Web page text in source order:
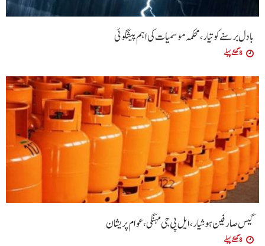
بادل برسنے کو تیار، محکمہ موسمیات کی اہم پیشگوئی
8 گھنٹے پہلے
گیس صارفین ہوشیار، ایل پی جی مہنگی، عوام پریشان
8 گھنٹے پہلے